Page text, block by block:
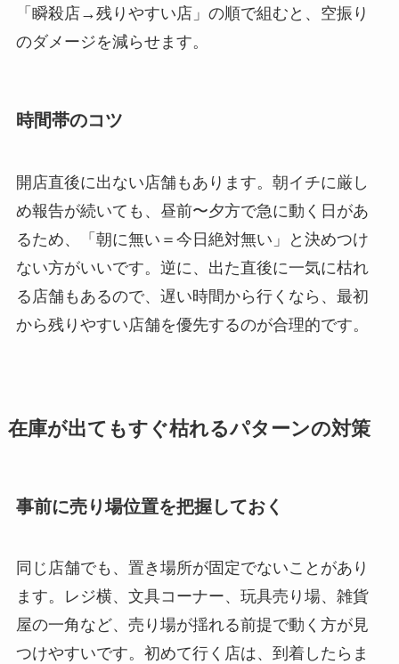
「瞬殺店→残りやすい店」の順で組むと、空振り
のダメージを減らせます。
時間帯のコツ
開店直後に出ない店舗もあります。朝イチに厳し
め報告が続いても、昼前〜夕方で急に動く日があ
るため、「朝に無い＝今日絶対無い」と決めつけ
ない方がいいです。逆に、出た直後に一気に枯れ
る店舗もあるので、遅い時間から行くなら、最初
から残りやすい店舗を優先するのが合理的です。
在庫が出てもすぐ枯れるパターンの対策
事前に売り場位置を把握しておく
同じ店舗でも、置き場所が固定でないことがあり
ます。レジ横、文具コーナー、玩具売り場、雑貨
屋の一角など、売り場が揺れる前提で動く方が見
つけやすいです。初めて行く店は、到着したらま